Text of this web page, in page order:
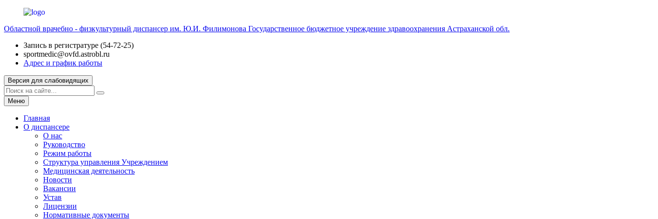
Областной врачебно - физкультурный диспансер им. Ю.И. Филимонова Государственное бюджетное учреждение здравоохранения Астраханской обл.
Запись в регистратуре (54-72-25)
sportmedic@ovfd.astrobl.ru
Адрес и график работы
Версия для слабовидящих
Меню
Главная
О диспансере
О нас
Руководство
Режим работы
Структура управления Учреждением
Медицинская деятельность
Новости
Вакансии
Устав
Лицензии
Нормативные документы